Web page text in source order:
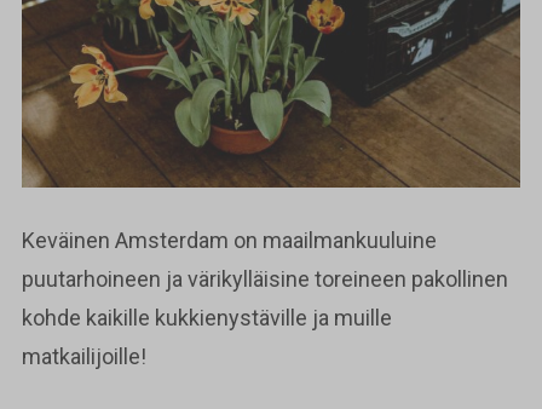
Keväinen Amsterdam on maailmankuuluine
puutarhoineen ja värikylläisine toreineen pakollinen
kohde kaikille kukkienystäville ja muille
matkailijoille!